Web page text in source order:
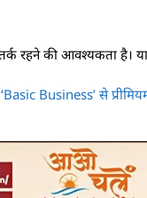
रहने की आवश्यकता है।
Business’ से